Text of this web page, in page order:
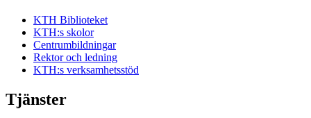
KTH Biblioteket
KTH:s skolor
Centrumbildningar
Rektor och ledning
KTH:s verksamhetsstöd
Tjänster